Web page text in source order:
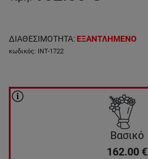
ΔΙΑΘΕΣΙΜΟΤΗΤΑ: ΕΞΑΝΤΛΗΜΕΝΟ
κωδικός: INT-1722
Βασικό
162.00 €